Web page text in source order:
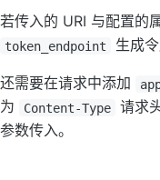
若传入的 URI 与配置的
token_endpoint 生成令
还需要在请求中添加
为
Content-Type 请求
参数传入。